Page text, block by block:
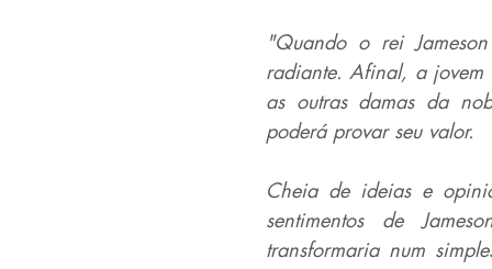
"Quando o rei
radiante. Afinal, a jovem
as outras damas da
poderá provar seu valor.
Cheia de ideias e
sentimentos de
transformaria num